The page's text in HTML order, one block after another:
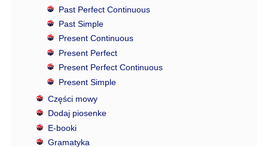
Past Perfect Continuous
Past Simple
Present Continuous
Present Perfect
Present Perfect Continuous
Present Simple
Części mowy
Dodaj piosenke
E-booki
Gramatyka